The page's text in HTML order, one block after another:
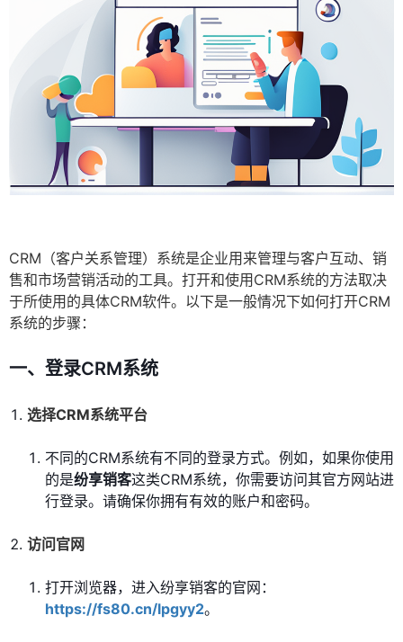
CRM（客户关系管理）系统是企业用来管理与客户互动、销
售和市场营销活动的工具。打开和使用CRM系统的方法取决
于所使用的具体CRM软件。以下是一般情况下如何打开CRM
系统的步骤：
一、登录CRM系统
选择CRM系统平台
不同的CRM系统有不同的登录方式。例如，如果你使用
的是纷享销客这类CRM系统，你需要访问其官方网站进
行登录。请确保你拥有有效的账户和密码。
访问官网
打开浏览器，进入纷享销客的官网：
https://fs80.cn/lpgyy2。